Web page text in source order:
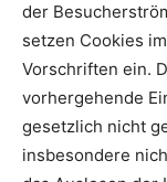
der
setzen Cookies
Vorschriften ein.
vorhergehende
gesetzlich nicht
insbesondere